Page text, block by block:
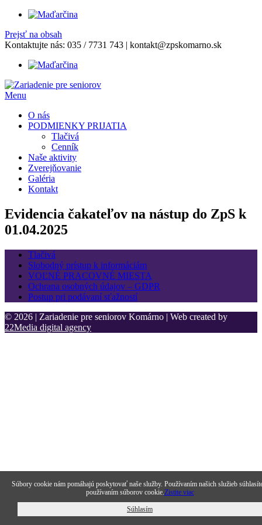
Prejsť na obsah
Kontaktujte nás: 035 / 7731 743 | kontakt@zpskomarno.sk
Menu
O nás
PODMIENKY PRIJATIA
Tlačivá
Cenník
Naše aktivity
Zverejňovanie
Galéria
Kontakt
Evidencia čakateľov na nástup do ZpS k
01.04.2025
Tlačivá
Slobodný prístup k informáciám
VOĽNÉ PRACOVNÉ MIESTA
Ochrana osobných údajov – GDPR
Postup pri podávaní sťažností
© 2026 | Zariadenie pre seniorov Komárno | Web created by
22Media digital agency
Súbory cookie nám pomáhajú poskytovať naše služby. Používaním našich služieb
používaním súborov cookie.Zistite viac
Súhlasím